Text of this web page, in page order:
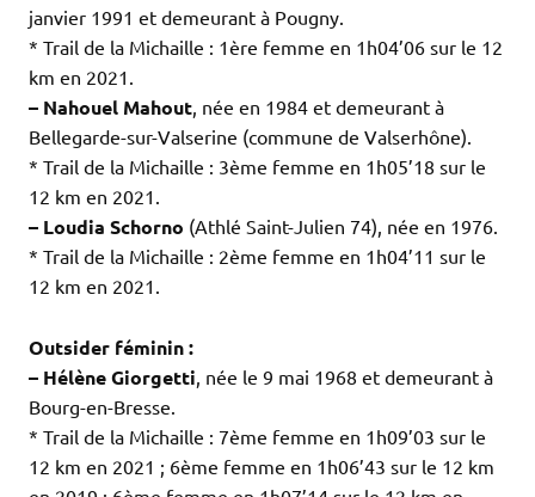
janvier 1991 et demeurant à Pougny.
* Trail de la Michaille : 1ère femme en 1h04’06 sur le 12
km en 2021.
– Nahouel Mahout, née en 1984 et demeurant à
Bellegarde-sur-Valserine (commune de Valserhône).
* Trail de la Michaille : 3ème femme en 1h05’18 sur le
12 km en 2021.
– Loudia Schorno (Athlé Saint-Julien 74), née en 1976.
* Trail de la Michaille : 2ème femme en 1h04’11 sur le
12 km en 2021.
Outsider féminin :
– Hélène Giorgetti, née le 9 mai 1968 et demeurant à
Bourg-en-Bresse.
* Trail de la Michaille : 7ème femme en 1h09’03 sur le
12 km en 2021 ; 6ème femme en 1h06’43 sur le 12 km